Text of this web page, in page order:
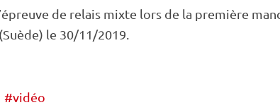
de relais mixte lors de la première
(Suède) le 30/11/2019.
vidéo